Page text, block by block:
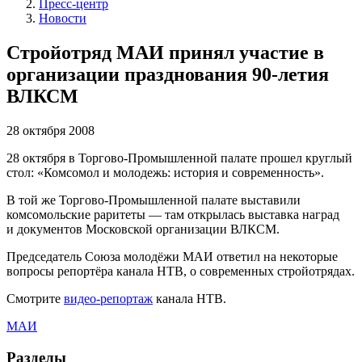
Пресс-центр
Новости
Стройотряд МАИ принял участие в
организации празднования 90-летия
ВЛКСМ
28 октября 2008
28 октября в Торгово-Промышленной палате прошел круглый
стол: «Комсомол и молодежь: история и современность».
В той же Торгово-Промышленной палате выставили
комсомольские раритеты — там открылась выставка наград
и документов Московской организации ВЛКСМ.
Председатель Союза молодёжи МАИ ответил на некоторые
вопросы репортёра канала НТВ, о современных стройотрядах.
Смотрите видео-репортаж канала НТВ.
МАИ
Разделы